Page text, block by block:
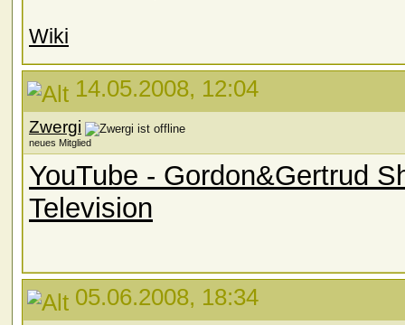
Wiki
14.05.2008, 12:04
Zwergi
neues Mitglied
YouTube - Gordon&Gertrud
Television
05.06.2008, 18:34